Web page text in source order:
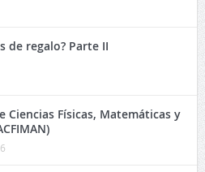
de regalo? Parte II
Ciencias Físicas, Matemáticas y